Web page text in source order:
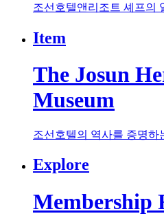
조선호텔앤리조트 셰프의
Item
The Josun
Museum
조선호텔의 역사를 증명하
Explore
Membership